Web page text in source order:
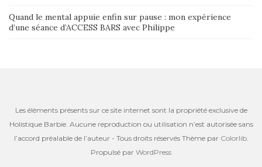
Quand le mental appuie enfin sur pause : mon expérience
d’une séance d’ACCESS BARS avec Philippe
Les éléments présents sur ce site internet sont la propriété exclusive de
Holistique Barbie. Aucune reproduction ou utilisation n’est autorisée sans
l’accord préalable de l’auteur - Tous droits réservés Thème par Colorlib.
Propulsé par WordPress